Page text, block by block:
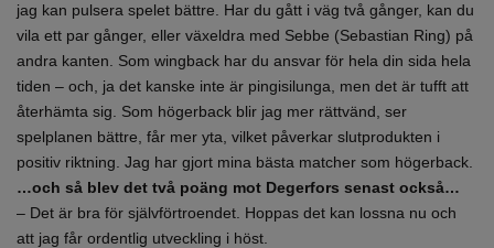
jag kan pulsera spelet bättre. Har du gått i väg två gånger, kan du
vila ett par gånger, eller växeldra med Sebbe (Sebastian Ring) på
andra kanten. Som wingback har du ansvar för hela din sida hela
tiden – och, ja det kanske inte är pingisilunga, men det är tufft att
återhämta sig. Som högerback blir jag mer rättvänd, ser
spelplanen bättre, får mer yta, vilket påverkar slutprodukten i
positiv riktning. Jag har gjort mina bästa matcher som högerback.
…och så blev det två poäng mot Degerfors senast också…
– Det är bra för självförtroendet. Hoppas det kan lossna nu och
att jag får ordentlig utveckling i höst.